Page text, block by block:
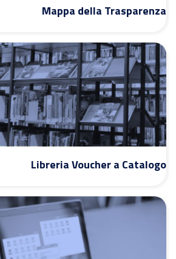
Mappa della Trasparenza
Libreria Voucher a Catalogo